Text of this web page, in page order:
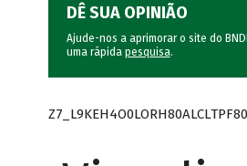
DÊ SUA OPINIÃO
Ajude-nos a aprimorar o site do
uma rápida pesquisa.